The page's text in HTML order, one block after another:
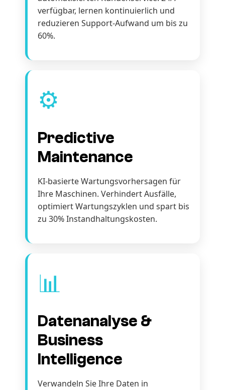
verfügbar, lernen kontinuierlich und
reduzieren Support-Aufwand um bis zu
60%.
⚙️
Predictive
Maintenance
KI-basierte Wartungsvorhersagen für
Ihre Maschinen. Verhindert Ausfälle,
optimiert Wartungszyklen und spart bis
zu 30% Instandhaltungskosten.
📊
Datenanalyse &
Business
Intelligence
Verwandeln Sie Ihre Daten in